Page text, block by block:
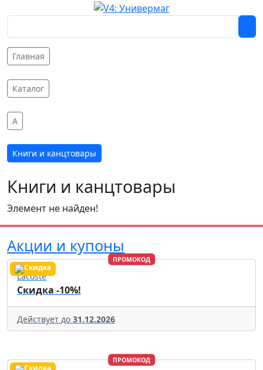
Главная
Каталог
A
Книги и канцтовары
Книги и канцтовары
Элемент не найден!
Акции и купоны
ПРОМОКОД
Lacoste
Скидка -10%!
Действует до 31.12.2026
ПРОМОКОД